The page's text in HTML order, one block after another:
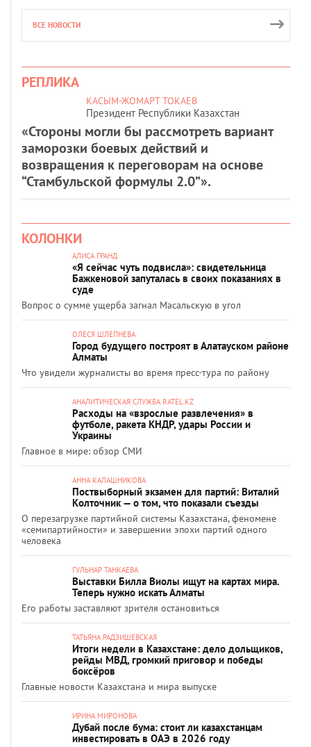
ВСЕ НОВОСТИ
РЕПЛИКА
КАСЫМ-ЖОМАРТ ТОКАЕВ
Президент Республики Казахстан
«Стороны могли бы рассмотреть вариант
заморозки боевых действий и
возвращения к переговорам на основе
“Стамбульской формулы 2.0”».
КОЛОНКИ
АЛИСА ГРАНД
«Я сейчас чуть подвисла»: свидетельница
Бажкеновой запуталась в своих показаниях в
суде
Вопрос о сумме ущерба загнал Масальскую в угол
ОЛЕСЯ ШЛЕПНЕВА
Город будущего построят в Алатауском районе
Алматы
Что увидели журналисты во время пресс-тура по району
АНАЛИТИЧЕСКАЯ СЛУЖБА RATEL.KZ
Расходы на «взрослые развлечения» в
футболе, ракета КНДР, удары России и
Украины
Главное в мире: обзор СМИ
АННА КАЛАШНИКОВА
Поствыборный экзамен для партий: Виталий
Колточник — о том, что показали съезды
О перезагрузке партийной системы Казахстана, феномене
«семипартийности» и завершении эпохи партий одного
человека
ГУЛЬНАР ТАНКАЕВА
Выставки Билла Виолы ищут на картах мира.
Теперь нужно искать Алматы
Его работы заставляют зрителя остановиться
ТАТЬЯНА РАДЗИШЕВСКАЯ
Итоги недели в Казахстане: дело дольщиков,
рейды МВД, громкий приговор и победы
боксёров
Главные новости Казахстана и мира выпуске
ИРИНА МИРОНОВА
Дубай после бума: стоит ли казахстанцам
инвестировать в ОАЭ в 2026 году